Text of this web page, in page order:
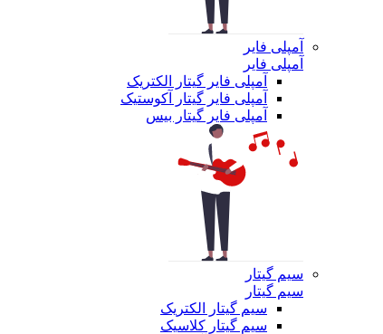
آمپلی فایر
آمپلی فایر
آمپلی فایر گیتار الکتریک
آمپلی فایر گیتار آکوستیک
آمپلی فایر گیتار بیس
سیم گیتار
سیم گیتار
سیم گیتار الکتریک
سیم گیتار کلاسیک